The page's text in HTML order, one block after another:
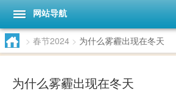
网站导航
> 春节2024 > 为什么雾霾出现在冬天
为什么雾霾出现在冬天